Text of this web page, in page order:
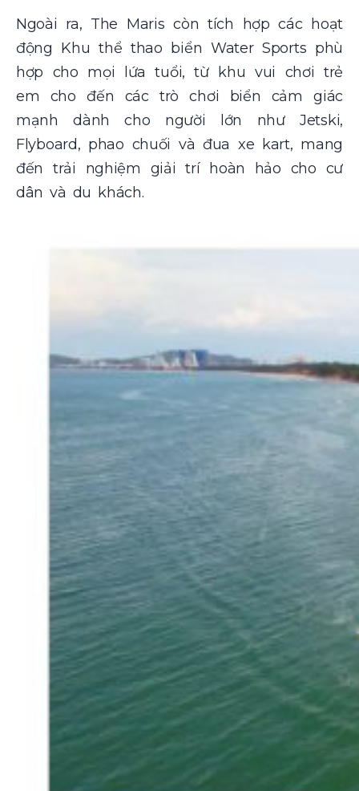
Ngoài ra, The Maris còn tích hợp các hoạt
động Khu thể thao biển Water Sports phù
hợp cho mọi lứa tuổi, từ khu vui chơi trẻ
em cho đến các trò chơi biển cảm giác
mạnh dành cho người lớn như Jetski,
Flyboard, phao chuối và đua xe kart, mang
đến trải nghiệm giải trí hoàn hảo cho cư
dân và du khách.